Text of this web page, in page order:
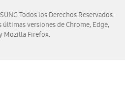
Todos los Derechos Reservados.
últimas versiones de Chrome, Edge,
Mozilla Firefox.